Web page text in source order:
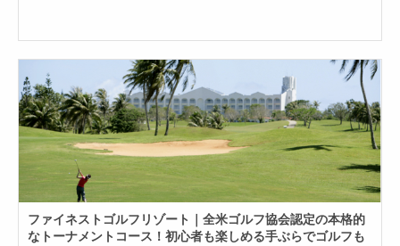
ファイネストゴルフリゾート｜全米ゴルフ協会認定の本格的
なトーナメントコース！初心者も楽しめる手ぶらでゴルフも